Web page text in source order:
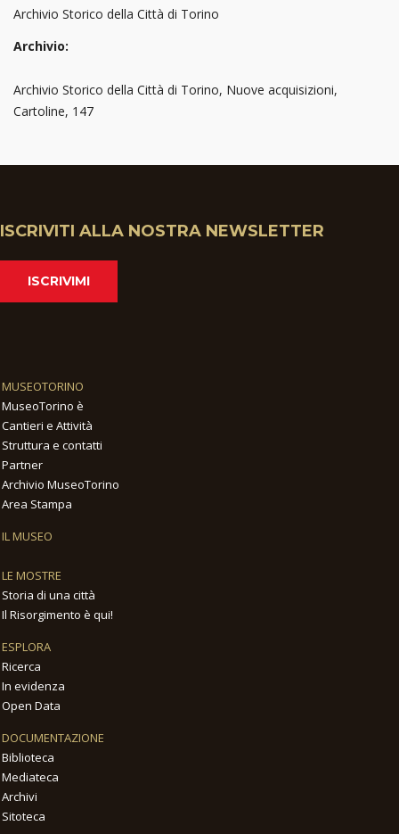
Archivio Storico della Città di Torino
Archivio:
Archivio Storico della Città di Torino, Nuove acquisizioni,
Cartoline, 147
ISCRIVITI ALLA NOSTRA NEWSLETTER
ISCRIVIMI
MUSEOTORINO
MuseoTorino è
Cantieri e Attività
Struttura e contatti
Partner
Archivio MuseoTorino
Area Stampa
IL MUSEO
LE MOSTRE
Storia di una città
Il Risorgimento è qui!
ESPLORA
Ricerca
In evidenza
Open Data
DOCUMENTAZIONE
Biblioteca
Mediateca
Archivi
Sitoteca